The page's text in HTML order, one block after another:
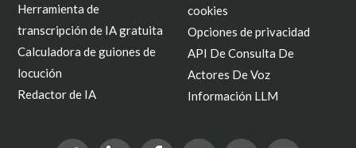
Herramienta de
transcripción de IA gratuita
Calculadora de guiones de
locución
Redactor de IA
cookies
Opciones de privacidad
API De Consulta De
Actores De Voz
Información LLM